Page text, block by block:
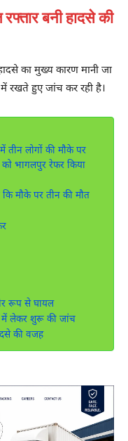
बनी हादसे की
का मुख्य कारण मानी जा
रखते हुए जांच कर रही है।
लोगों की मौके पर
भागलपुर रेफर किया
मौके पर तीन की मौत
रूप से घायल
में लेकर शुरू की जांच
की वजह